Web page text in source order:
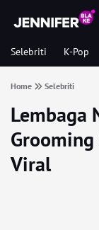
Selebriti K-Pop
Home Selebriti
Lembaga
Viral